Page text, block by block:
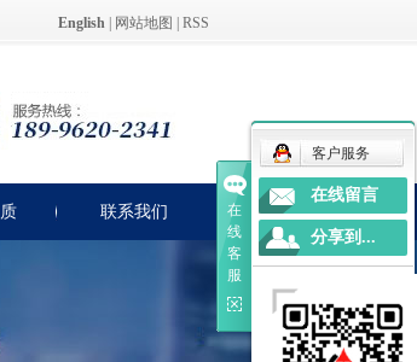
English 网站地图 RSS
联系我们
在
线
客
服
客户服务
在线留言
分享到...